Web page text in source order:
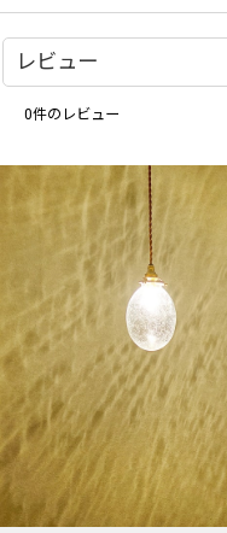
レビュー
0件のレビュー